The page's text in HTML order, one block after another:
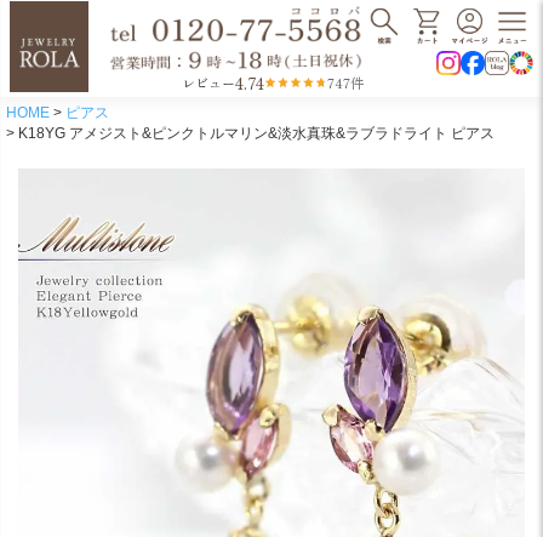
レビュー4.74 747件
HOME
ピアス
K18YG アメジスト&ピンクトルマリン&淡水真珠&ラブラドライト ピアス